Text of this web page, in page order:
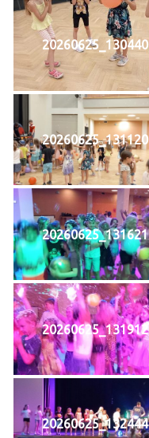
20260625_130440
20260625_131120
20260625_131621
20260625_131912
20260625_132444